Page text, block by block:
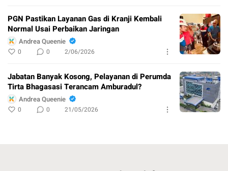
PGN Pastikan Layanan Gas di Kranji Kembali
Normal Usai Perbaikan Jaringan
Andrea Queenie
0 0 2/06/2026
Jabatan Banyak Kosong, Pelayanan di Perumda
Tirta Bhagasasi Terancam Amburadul?
Andrea Queenie
0 0 21/05/2026